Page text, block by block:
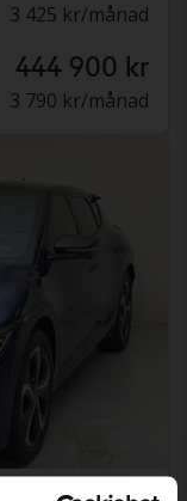
3 425 kr/månad
444 900 kr
3 790 kr/månad